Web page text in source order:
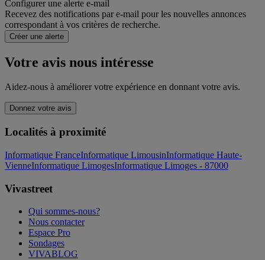
Configurer une alerte e-mail
Recevez des notifications par e-mail pour les nouvelles annonces
correspondant à vos critères de recherche.
Créer une alerte
Votre avis nous intéresse
Aidez-nous à améliorer votre expérience en donnant votre avis.
Donnez votre avis
Localités à proximité
Informatique FranceInformatique LimousinInformatique Haute-
VienneInformatique LimogesInformatique Limoges - 87000
Vivastreet
Qui sommes-nous?
Nous contacter
Espace Pro
Sondages
VIVABLOG